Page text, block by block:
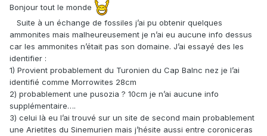
Bonjour tout le monde
Suite à un échange de fossiles j’ai pu obtenir quelques
ammonites mais malheureusement je n’ai eu aucune info dessus
car les ammonites n’était pas son domaine. J’ai essayé des les
identifier :
1) Provient probablement du Turonien du Cap Balnc nez je l’ai
identifié comme Morrowites 28cm
2) probablement une pusozia ? 10cm je n’ai aucune info
supplémentaire….
3) celui là eu l’ai trouvé sur un site de second main probablement
une Arietites du Sinemurien mais j’hésite aussi entre coroniceras